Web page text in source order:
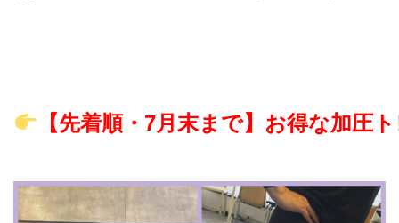
【先着順・7月末まで】お得な加圧